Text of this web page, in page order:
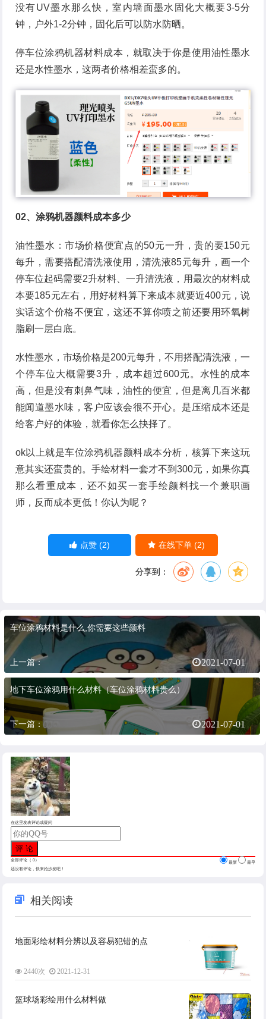
没有UV墨水那么快，室内墙面墨水固化大概要3-5分
钟，户外1-2分钟，固化后可以防水防晒。
停车位涂鸦机器材料成本，就取决于你是使用油性墨水
还是水性墨水，这两者价格相差蛮多的。
02、涂鸦机器颜料成本多少
油性墨水：市场价格便宜点的50元一升，贵的要150元
每升，需要搭配清洗液使用，清洗液85元每升，画一个
停车位起码需要2升材料、一升清洗液，用最次的材料成
本要185元左右，用好材料算下来成本就要近400元，说
实话这个价格不便宜，这还不算你喷之前还要用环氧树
脂刷一层白底。
水性墨水，市场价格是200元每升，不用搭配清洗液，一
个停车位大概需要3升，成本超过600元。水性的成本
高，但是没有刺鼻气味，油性的便宜，但是离几百米都
能闻道墨水味，客户应该会很不开心。是压缩成本还是
给客户好的体验，就看你怎么抉择了。
ok以上就是车位涂鸦机器颜料成本分析，核算下来这玩
意其实还蛮贵的。手绘材料一套才不到300元，如果你真
那么看重成本，还不如买一套手绘颜料找一个兼职画
师，反而成本更低！你认为呢？
点赞(2) 在线下单 (2)
分享到：
车位涂鸦材料是什么,你需要这些颜料
上一篇： 2021-07-01
地下车位涂鸦用什么材料（车位涂鸦材料贵么）
下一篇： 2021-07-01
在这里发表评论或疑问
全部评论（ 0） 最新
最早
还没有评论，快来抢沙发吧！
相关阅读
地面彩绘材料分辨以及容易犯错的点
2440次 2021-12-31
篮球场彩绘用什么材料做